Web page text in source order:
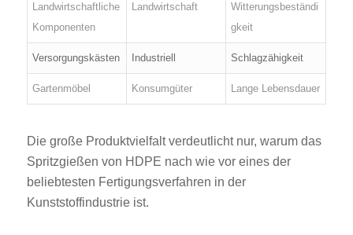
Landwirtschaftliche
Komponenten
Landwirtschaft
Witterungsbeständi
gkeit
Versorgungskästen Industriell Schlagzähigkeit
Gartenmöbel Konsumgüter Lange Lebensdauer
Die große Produktvielfalt verdeutlicht nur, warum das
Spritzgießen von HDPE nach wie vor eines der
beliebtesten Fertigungsverfahren in der
Kunststoffindustrie ist.